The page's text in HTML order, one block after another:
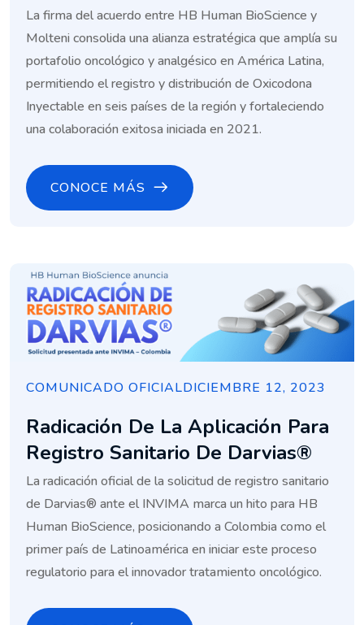
La firma del acuerdo entre HB Human BioScience y
Molteni consolida una alianza estratégica que amplía su
portafolio oncológico y analgésico en América Latina,
permitiendo el registro y distribución de Oxicodona
Inyectable en seis países de la región y fortaleciendo
una colaboración exitosa iniciada en 2021.
CONOCE MÁS
COMUNICADO OFICIALDICIEMBRE 12, 2023
Radicación De La Aplicación Para
Registro Sanitario De Darvias®
La radicación oficial de la solicitud de registro sanitario
de Darvias® ante el INVIMA marca un hito para HB
Human BioScience, posicionando a Colombia como el
primer país de Latinoamérica en iniciar este proceso
regulatorio para el innovador tratamiento oncológico.